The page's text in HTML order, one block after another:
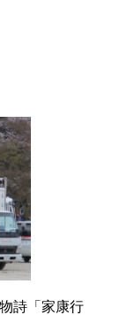
詩「家康行